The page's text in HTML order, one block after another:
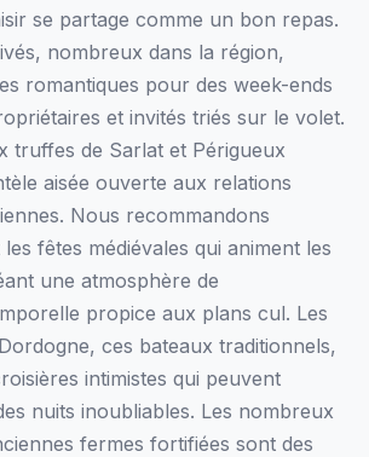
se partage comme un bon repas.
nombreux dans la région,
romantiques pour des week-ends
et invités triés sur le volet.
truffes de Sarlat et Périgueux
aisée ouverte aux relations
Nous recommandons
fêtes médiévales qui animent les
une atmosphère de
propice aux plans cul. Les
ces bateaux traditionnels,
intimistes qui peuvent
nuits inoubliables. Les nombreux
fermes fortifiées sont des